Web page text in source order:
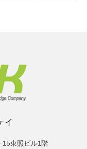
イ
15東照ビル1階